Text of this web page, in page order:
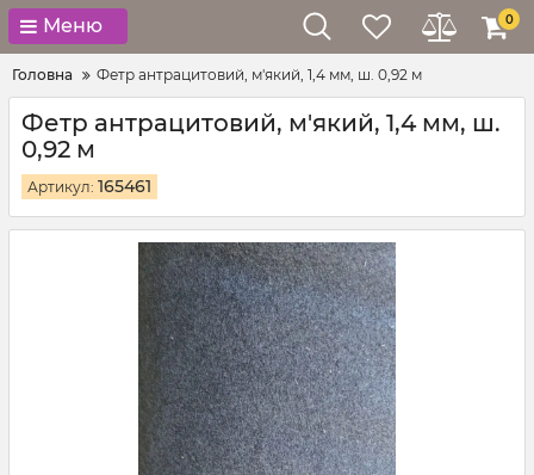
Меню 0
Головна Фетр антрацитовий, м'який, 1,4 мм, ш. 0,92 м
Фетр антрацитовий, м'який, 1,4 мм, ш.
0,92 м
Артикул: 165461